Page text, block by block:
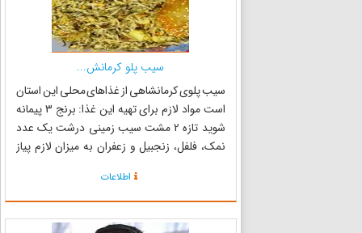
سیب پلو کرمانش...
سیب پلوی کرمانشاهی از غذاهای محلی این استان
است مواد لازم برای تهیه این غذا: برنج 3 پیمانه
شوید تازه 2 مشت سیب زمینی درشت یک عدد
نمک، فلفل، زنجبیل و زعفران به میزان لازم پیاز
غذاخوری گوشت چرخ کرد...
اطلاعات